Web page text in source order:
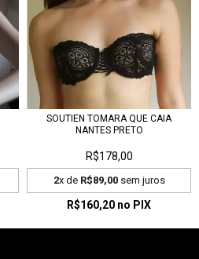
SOUTIEN TOMARA QUE CAIA
NANTES PRETO
R$178,00
2x de R$89,00sem juros
R$160,20 no PIX